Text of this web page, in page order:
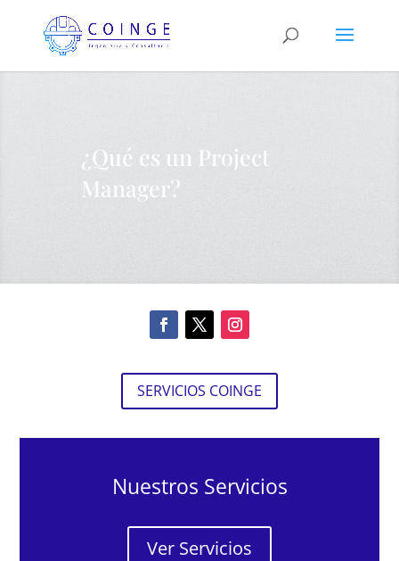
¿Qué es un Project
Manager?
SERVICIOS COINGE
Nuestros Servicios
Ver Servicios